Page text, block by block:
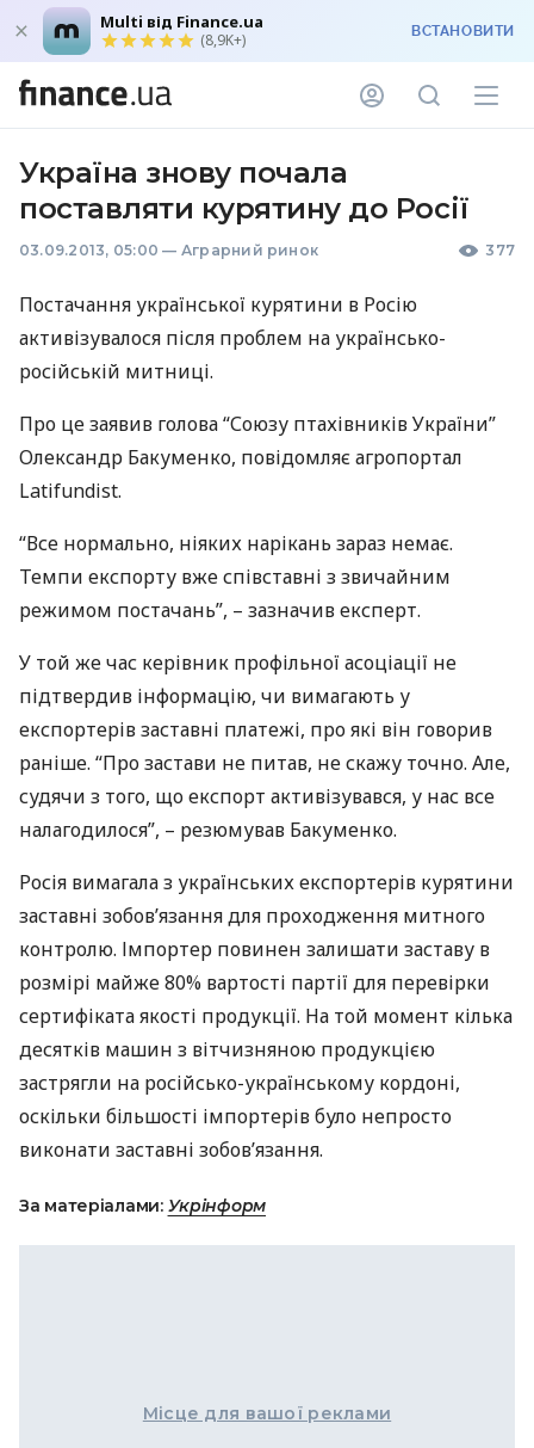
Multi від Finance.ua
(8,9K+) ВСТАНОВИТИ
Україна знову почала
поставляти курятину до Росії
03.09.2013, 05:00 — Аграрний ринок 377
Постачання української курятини в Росію
активізувалося після проблем на українсько-
російській митниці.
Про це заявив голова “Союзу птахівників України”
Олександр Бакуменко, повідомляє агропортал
Latifundist.
“Все нормально, ніяких нарікань зараз немає.
Темпи експорту вже співставні з звичайним
режимом постачань”, – зазначив експерт.
У той же час керівник профільної асоціації не
підтвердив інформацію, чи вимагають у
експортерів заставні платежі, про які він говорив
раніше. “Про застави не питав, не скажу точно. Але,
судячи з того, що експорт активізувався, у нас все
налагодилося”, – резюмував Бакуменко.
Росія вимагала з українських експортерів курятини
заставні зобов’язання для проходження митного
контролю. Імпортер повинен залишати заставу в
розмірі майже 80% вартості партії для перевірки
сертифіката якості продукції. На той момент кілька
десятків машин з вітчизняною продукцією
застрягли на російсько-українському кордоні,
оскільки більшості імпортерів було непросто
виконати заставні зобов’язання.
За матеріалами: Укрінформ
Місце для вашої реклами